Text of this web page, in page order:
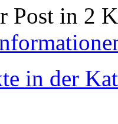
Post in 2
in der